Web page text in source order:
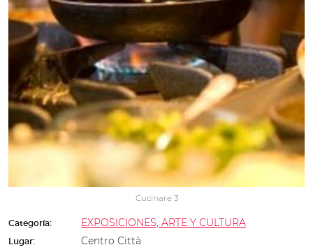
Cucinare 3
Categoría: EXPOSICIONES, ARTE Y CULTURA
Lugar: Centro Città